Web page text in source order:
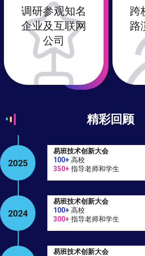
调研参观知名
企业及互联网
公司
跨
路
精彩回顾
2025
易班技术创新大会
100+ 高校
350+ 指导老师和学生
2024
易班技术创新大会
100+ 高校
300+ 指导老师和学生
易班技术创新大会